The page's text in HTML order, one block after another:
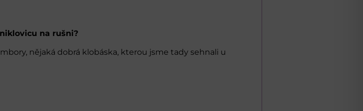
na rušni?
nějaká dobrá klobáska, kterou jsme tady sehnali u